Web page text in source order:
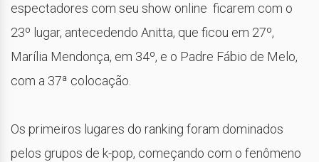
espectadores com seu show online ficarem com o
23º lugar, antecedendo Anitta, que ficou em 27º,
Marília Mendonça, em 34º, e o Padre Fábio de Melo,
com a 37ª colocação.
Os primeiros lugares do ranking foram dominados
pelos grupos de k-pop, começando com o fenômeno